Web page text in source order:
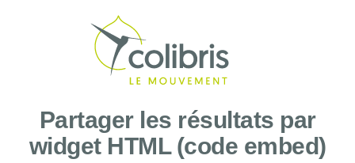
Partager les résultats par
widget HTML (code embed)